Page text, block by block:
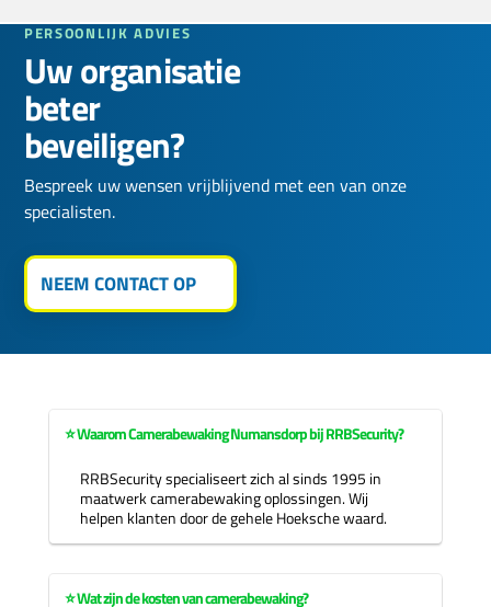
Uw organisatie
beter
beveiligen?
PERSOONLIJK ADVIES
Bespreek uw wensen vrijblijvend met een van onze
specialisten.
NEEM CONTACT OP
⭐ Waarom Camerabewaking Numansdorp bij RRBSecurity?
RRBSecurity specialiseert zich al sinds 1995 in
maatwerk camerabewaking oplossingen. Wij
helpen klanten door de gehele Hoeksche waard.
⭐ Wat zijn de kosten van camerabewaking?